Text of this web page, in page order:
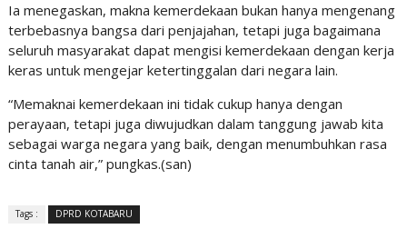
Ia menegaskan, makna kemerdekaan bukan hanya mengenang
terbebasnya bangsa dari penjajahan, tetapi juga bagaimana
seluruh masyarakat dapat mengisi kemerdekaan dengan kerja
keras untuk mengejar ketertinggalan dari negara lain.
“Memaknai kemerdekaan ini tidak cukup hanya dengan
perayaan, tetapi juga diwujudkan dalam tanggung jawab kita
sebagai warga negara yang baik, dengan menumbuhkan rasa
cinta tanah air,” pungkas.(san)
Tags : DPRD KOTABARU